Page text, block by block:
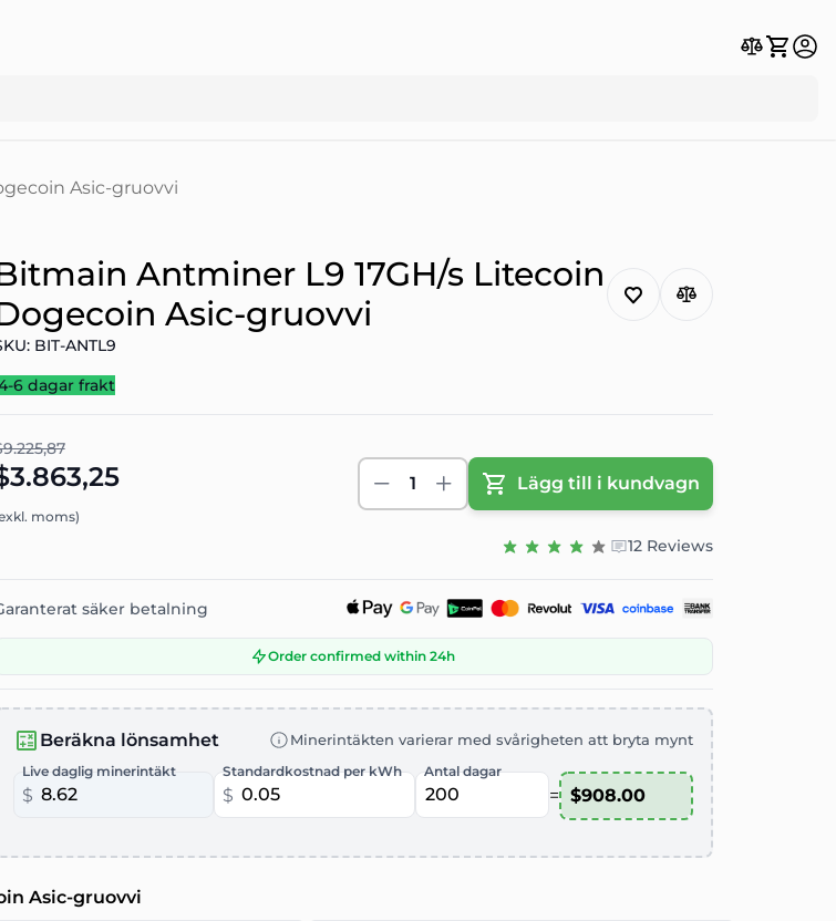
Asic-gruovvi
Antminer L9 17GH/s Litecoin
Asic-gruovvi
BIT-ANTL9
6 dagar frakt
moms)
1 Lägg till i kundvagn
12 Reviews
säker betalning
Order confirmed within 24h
Beräkna lönsamhet Minerintäkten varierar med svårigheten att bryta mynt
$
Live daglig minerintäkt
$
Standardkostnad per kWh Antal dagar
=
Asic-gruovvi